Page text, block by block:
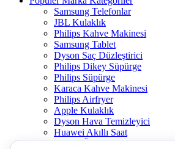
Samsung Telefonlar
JBL Kulaklık
Philips Kahve Makinesi
Samsung Tablet
Dyson Saç Düzleştirici
Philips Dikey Süpürge
Philips Süpürge
Karaca Kahve Makinesi
Philips Airfryer
Apple Kulaklık
Dyson Hava Temizleyici
Huawei Akıllı Saat
Philips Ütü